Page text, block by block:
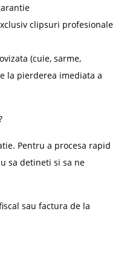
clipsuri profesionale
(cuie, sarme,
la pierderea imediata a
Pentru a procesa rapid
sa detineti si sa ne
sau factura de la